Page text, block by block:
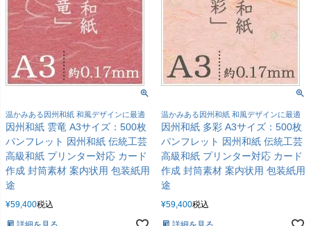
温かみある因州和紙 和風デザインに最適
因州和紙 雲竜 A3サイズ：500枚
パンフレット 因州和紙 伝統工芸
高級和紙 プリンター対応 カード
作成 封筒素材 案内状用 包装紙用
途
¥59,400税込
温かみある因州和紙 和風デザインに最適
因州和紙 多彩 A3サイズ：500枚
パンフレット 因州和紙 伝統工芸
高級和紙 プリンター対応 カード
作成 封筒素材 案内状用 包装紙用
途
¥59,400税込